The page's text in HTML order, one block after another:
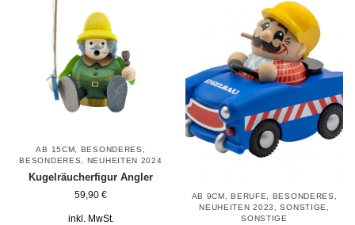
AB 15CM BESONDERES
BESONDERES
NEUHEITEN 2024
Kugelräucherfigur Angler
59,90 €
inkl. MwSt.
AB 9CM , BERUFE, BESONDERES ,
NEUHEITEN 2023 ,SONSTIGE,
SONSTIGE